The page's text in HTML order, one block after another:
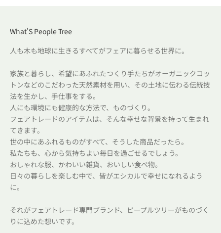
What'S People Tree
人も木も地球に生きるすべてがフェアに暮らせる世界に。
家族と暮らし、希望にあふれたつくり手たちがオーガニックコッ
トンなどのこだわった天然素材を用い、その土地に伝わる伝統技
法を生かし、手仕事をする。
人にも環境にも健康的な方法で、ものづくり。
フェアトレードのアイテムは、そんな幸せな背景を持って生まれ
てきます。
世の中にあふれるものがすべて、そうした商品だったら。
私たちも、心から気持ちよい毎日を過ごせるでしょう。
おしゃれな服、かわいい雑貨、おいしい食べ物。
日々の暮らしを楽しむ中で、皆がエシカルで幸せになれるよう
に。
それがフェアトレード専門ブランド、ピープルツリーがものづく
りに込めた想いです。